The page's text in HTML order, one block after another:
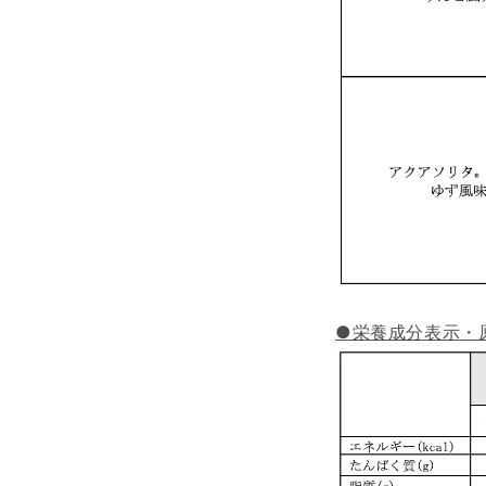
●栄養成分表示・